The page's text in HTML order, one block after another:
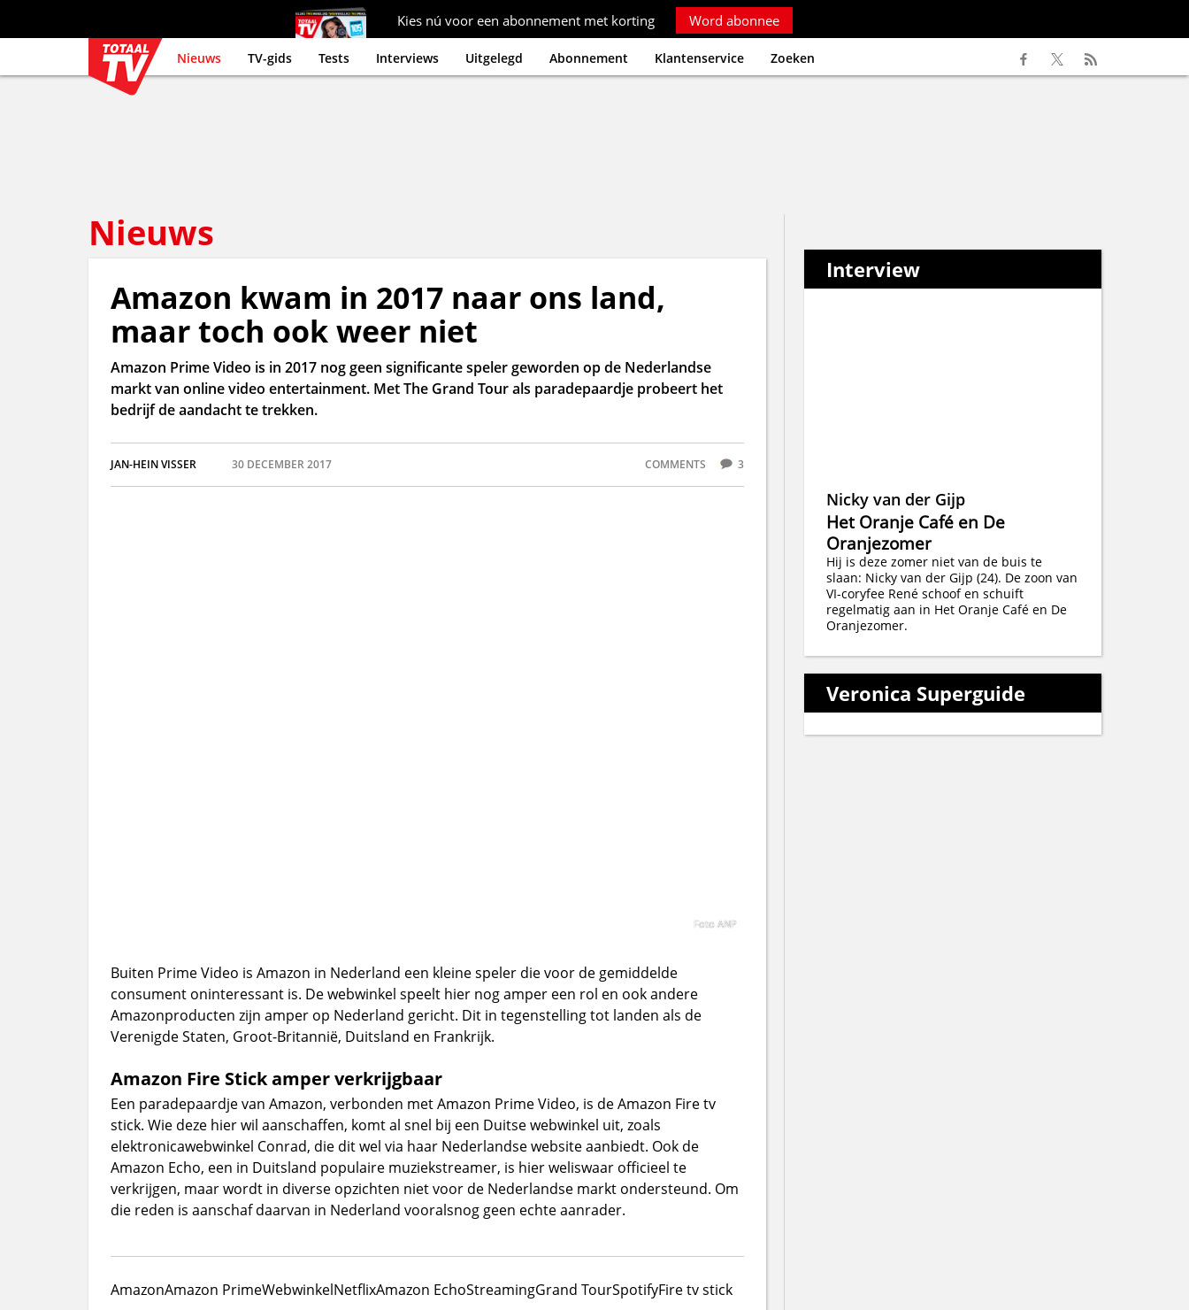
Kies nú voor een abonnement met korting Word abonnee
Nieuws TV-gids Tests Interviews Uitgelegd Abonnement Klantenservice Zoeken
Nieuws
Amazon kwam in 2017 naar ons land,
maar toch ook weer niet
Amazon Prime Video is in 2017 nog geen significante speler geworden op de Nederlandse
markt van online video entertainment. Met The Grand Tour als paradepaardje probeert het
bedrijf de aandacht te trekken.
JAN-HEIN VISSER 30 DECEMBER 2017 COMMENTS 3
Foto ANP
Buiten Prime Video is Amazon in Nederland een kleine speler die voor de gemiddelde
consument oninteressant is. De webwinkel speelt hier nog amper een rol en ook andere
Amazonproducten zijn amper op Nederland gericht. Dit in tegenstelling tot landen als de
Verenigde Staten, Groot-Britannië, Duitsland en Frankrijk.
Amazon Fire Stick amper verkrijgbaar
Een paradepaardje van Amazon, verbonden met Amazon Prime Video, is de Amazon Fire tv
stick. Wie deze hier wil aanschaffen, komt al snel bij een Duitse webwinkel uit, zoals
elektronicawebwinkel Conrad, die dit wel via haar Nederlandse website aanbiedt. Ook de
Amazon Echo, een in Duitsland populaire muziekstreamer, is hier weliswaar officieel te
verkrijgen, maar wordt in diverse opzichten niet voor de Nederlandse markt ondersteund. Om
die reden is aanschaf daarvan in Nederland vooralsnog geen echte aanrader.
AmazonAmazon PrimeWebwinkelNetflixAmazon EchoStreamingGrand TourSpotifyFire tv stick
Interview
Nicky van der Gijp
Het Oranje Café en De
Oranjezomer
Hij is deze zomer niet van de buis te
slaan: Nicky van der Gijp (24). De zoon van
VI-coryfee René schoof en schuift
regelmatig aan in Het Oranje Café en De
Oranjezomer.
Veronica Superguide